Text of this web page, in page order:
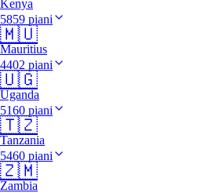
Kenya
5859 piani
🇲🇺
Mauritius
4402 piani
🇺🇬
Uganda
5160 piani
🇹🇿
Tanzania
5460 piani
🇿🇲
Zambia